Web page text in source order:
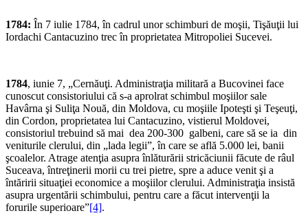
1784: În 7 iulie 1784, în cadrul unor schimburi de moşii, Tişăuţii lui
Iordachi Cantacuzino trec în proprietatea Mitropoliei Sucevei.
1784, iunie 7, „Cernăuţi. Administraţia militară a Buco­vinei face
cunoscut consistoriului că s-a aprolrat schimbul moşiilor sale
Havârna şi Suliţa Nouă, din Moldova, cu moşiile Ipoteşti şi Teşeuţi,
din Cordon, proprietatea lui Cantacuzino, vistierul Moldovei,
consistoriul trebuind să mai dea 200-300 galbeni, care să se ia din
veniturile clerului, din „lada legii”, în care se află 5.000 lei, banii
şcoalelor. Atrage atenţia asupra înlăturării stricăciunii făcute de râul
Suceava, întreţinerii morii cu trei pietre, spre a aduce venit şi a
întăririi situaţiei economice a moşiilor clerului. Administraţia insistă
asupra urgentării schimbului, pentru care a făcut intervenţii la
forurile superioare”[4].